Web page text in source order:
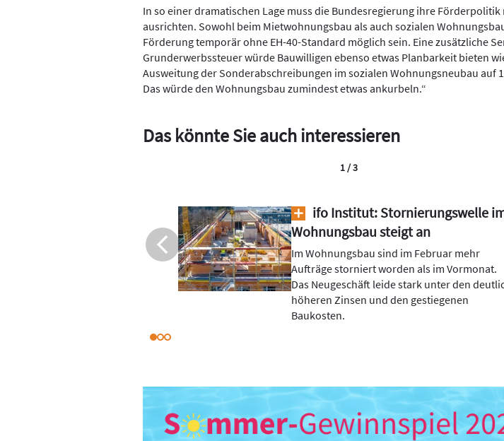
In so einer dramatischen Lage muss die Bundesregierung ihre Förderpolitik
ausrichten. Sowohl beim Mietwohnungsbau als auch sozialen
Förderung temporär ohne EH-40-Standard möglich sein. Eine zusätzliche
Grunderwerbssteuer würde Bauwilligen ebenso etwas Planbarkeit bieten
Ausweitung der Sonderabschreibungen im sozialen Wohnungsneubau auf
Das würde den Wohnungsbau zumindest etwas ankurbeln.“
Das könnte Sie auch interessieren
Anzeichen für eine drohende
Bauinsolvenz
Die Insolvenz des Baupartners ist eine der
größten Gefahren für private Bauherren beim
Hausbau. Aber woran erkennt man eine
Bauinsolvenz?
2 / 3